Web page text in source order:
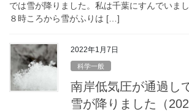
では雪が降りました。私は千葉にすんでいま
８時ころから雪がふりは […]
2022年1月7日
科学一般
南岸低気圧が通過し
雪が降りました（